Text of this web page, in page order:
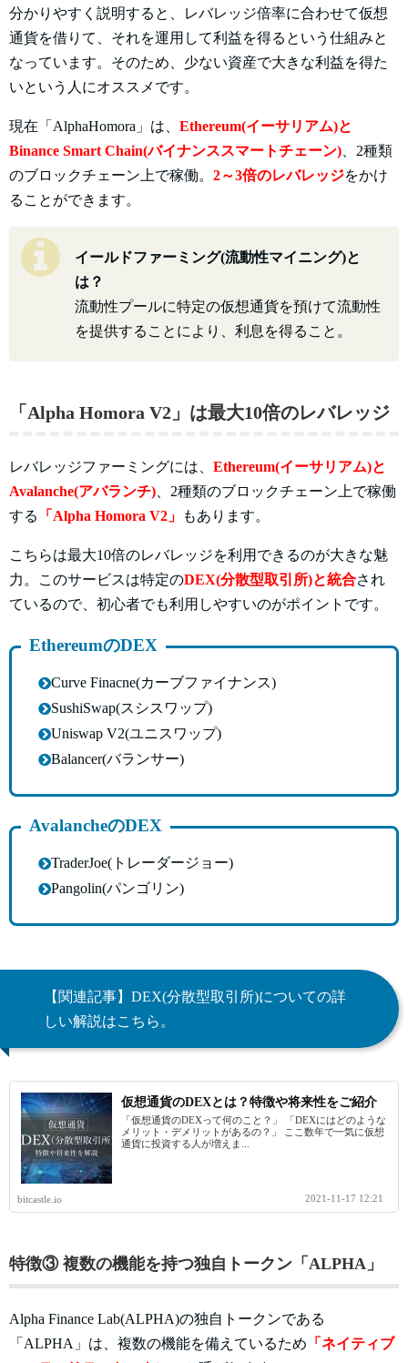
分かりやすく説明すると、レバレッジ倍率に合わせて仮想
通貨を借りて、それを運用して利益を得るという仕組みと
なっています。そのため、少ない資産で大きな利益を得た
いという人にオススメです。
現在「AlphaHomora」は、 Ethereum(イーサリアム)と
Binance Smart Chain(バイナンススマートチェーン)、2種類
のブロックチェーン上で稼働。 2～3倍のレバレッジをかけ
ることができます。
イールドファーミング(流動性マイニング)と
は？
流動性プールに特定の仮想通貨を預けて流動性
を提供することにより、利息を得ること。
「Alpha Homora V2」は最大10倍のレバレッジ
レバレッジファーミングには、 Ethereum(イーサリアム)と
Avalanche(アバランチ)、2種類のブロックチェーン上で稼働
する
「Alpha Homora V2」 もあります。
こちらは最大10倍のレバレッジを利用できるのが大きな魅
力。このサービスは特定のDEX(分散型取引所)と統合され
ているので、初心者でも利用しやすいのがポイントです。
EthereumのDEX
Curve Finacne(カーブファイナンス)
SushiSwap(スシスワップ)
Uniswap V2(ユニスワップ)
Balancer(バランサー)
AvalancheのDEX
TraderJoe(トレーダージョー)
Pangolin(パンゴリン)
【関連記事】DEX(分散型取引所)についての詳
しい解説はこちら。
仮想通貨のDEXとは？特徴や将来性をご紹介
「仮想通貨のDEXって何のこと？」 「DEXにはどのような
メリット・デメリットがあるの？」 ここ数年で一気に仮想
通貨に投資する人が増えま...
bitcastle.io 2021-11-17 12:21
特徴③ 複数の機能を持つ独自トークン「ALPHA」
Alpha Finance Lab(ALPHA)の独自トークンである
「ALPHA」は、複数の機能を備えているため 「ネイティブ